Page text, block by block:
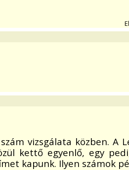
vizsgálata közben. A
kettő egyenlő, egy
kapunk. Ilyen számok